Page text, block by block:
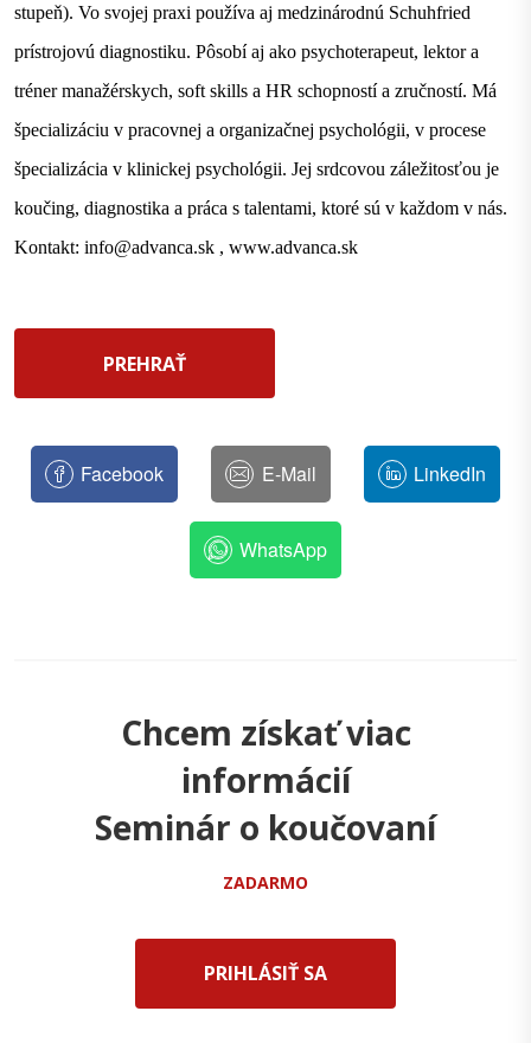
stupeň). Vo svojej praxi používa aj medzinárodnú Schuhfried
prístrojovú diagnostiku. Pôsobí aj ako psychoterapeut, lektor a
tréner manažérskych, soft skills a HR schopností a zručností. Má
špecializáciu v pracovnej a organizačnej psychológii, v procese
špecializácia v klinickej psychológii. Jej srdcovou záležitosťou je
koučing, diagnostika a práca s talentami, ktoré sú v každom v nás.
Kontakt: info@advanca.sk , www.advanca.sk
PREHRAŤ
Facebook E-Mail LinkedIn
WhatsApp
Chcem získať viac
informácií
Seminár o koučovaní
ZADARMO
PRIHLÁSIŤ SA